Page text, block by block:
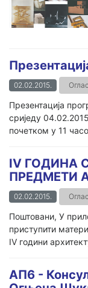
02.02.2015.
Презентација
сриједу
почетком у 11
IV ГОДИНА
ПРЕДМЕТИ
02.02.2015.
Поштовани, У
приступити
IV години
АП6 -